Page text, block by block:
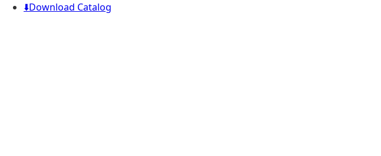
⬇️Download Catalog